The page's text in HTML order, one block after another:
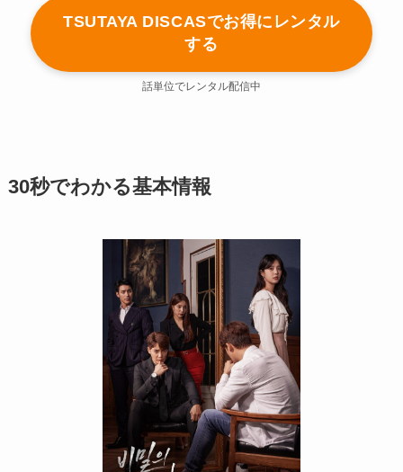
TSUTAYA DISCASでお得にレンタル
する
話単位でレンタル配信中
30秒でわかる基本情報